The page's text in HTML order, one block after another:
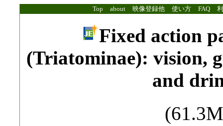
Top about 映像登録他 使い方 FAQ
Fixed action
(Triatominae): vision,
and